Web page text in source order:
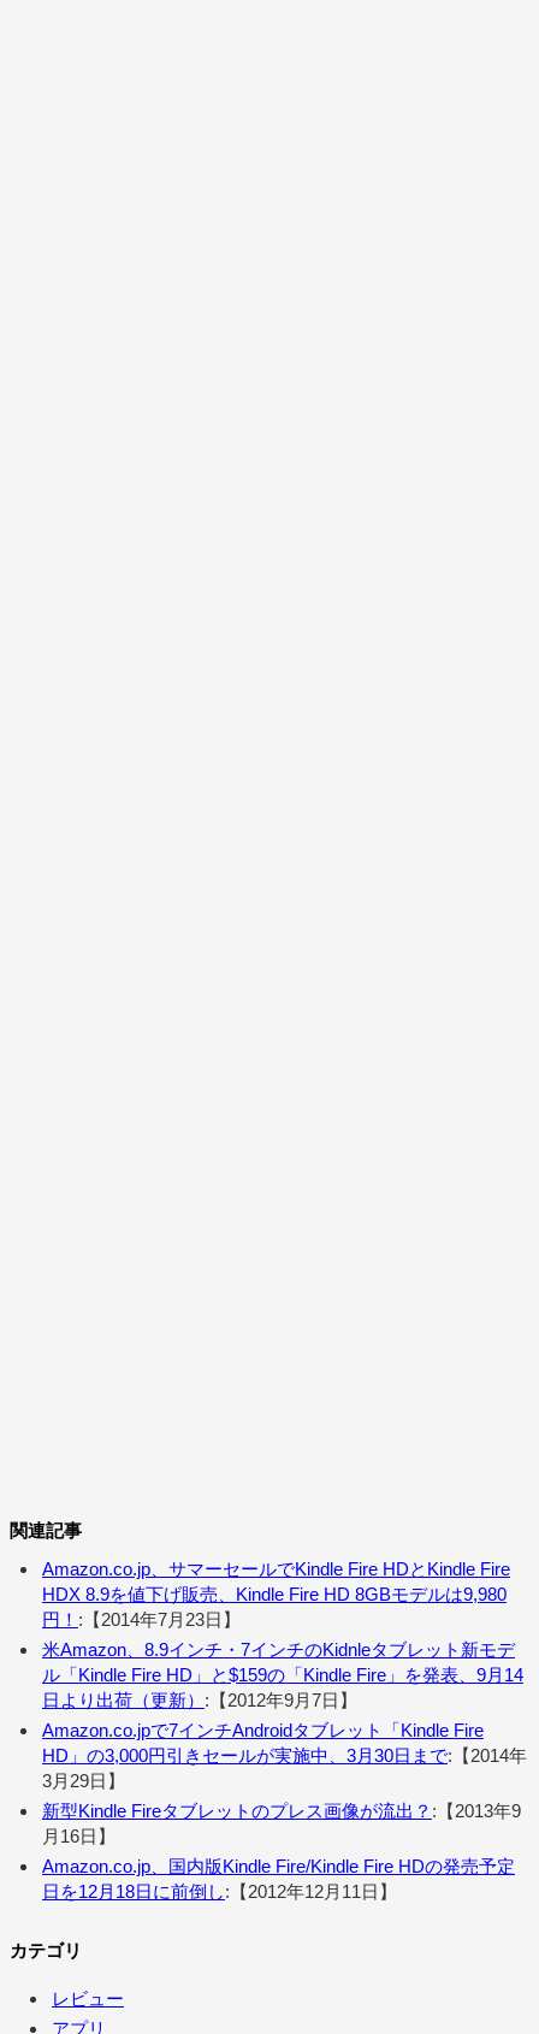
関連記事
Amazon.co.jp、サマーセールでKindle Fire HDとKindle Fire
HDX 8.9を値下げ販売、Kindle Fire HD 8GBモデルは9,980
円！ :【2014年7月23日】
米Amazon、8.9インチ・7インチのKidnleタブレット新モデ
ル「Kindle Fire HD」と$159の「Kindle Fire」を発表、9月14
日より出荷（更新） :【2012年9月7日】
Amazon.co.jpで7インチAndroidタブレット「Kindle Fire
HD」の3,000円引きセールが実施中、3月30日まで:【2014年
3月29日】
新型Kindle Fireタブレットのプレス画像が流出？ :【2013年9
月16日】
Amazon.co.jp、国内版Kindle Fire/Kindle Fire HDの発売予定
日を12月18日に前倒し:【2012年12月11日】
カテゴリ
レビュー
アプリ